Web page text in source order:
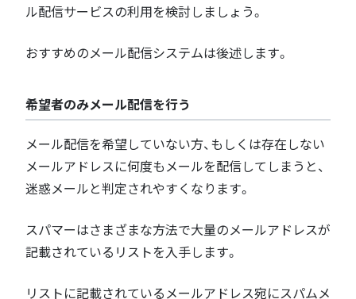
ル配信サービスの利用を検討しましょう。
おすすめのメール配信システムは後述します。
希望者のみメール配信を行う
メール配信を希望していない方、もしくは存在しない
メールアドレスに何度もメールを配信してしまうと、
迷惑メールと判定されやすくなります。
スパマーはさまざまな方法で大量のメールアドレスが
記載されているリストを入手します。
リストに記載されているメールアドレス宛にスパムメ